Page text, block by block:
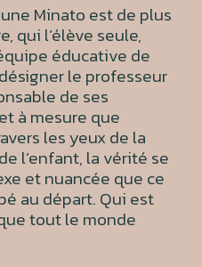
Minato est de plus
qui l’élève seule,
éducative de
le professeur
de ses
à mesure que
les yeux de la
l’enfant, la vérité se
et nuancée que ce
au départ. Qui est
tout le monde